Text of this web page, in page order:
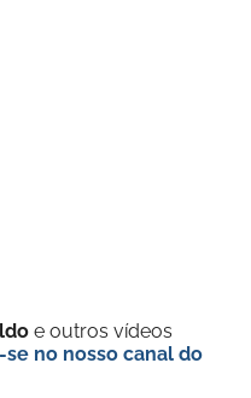
e outros vídeos
se no nosso canal do